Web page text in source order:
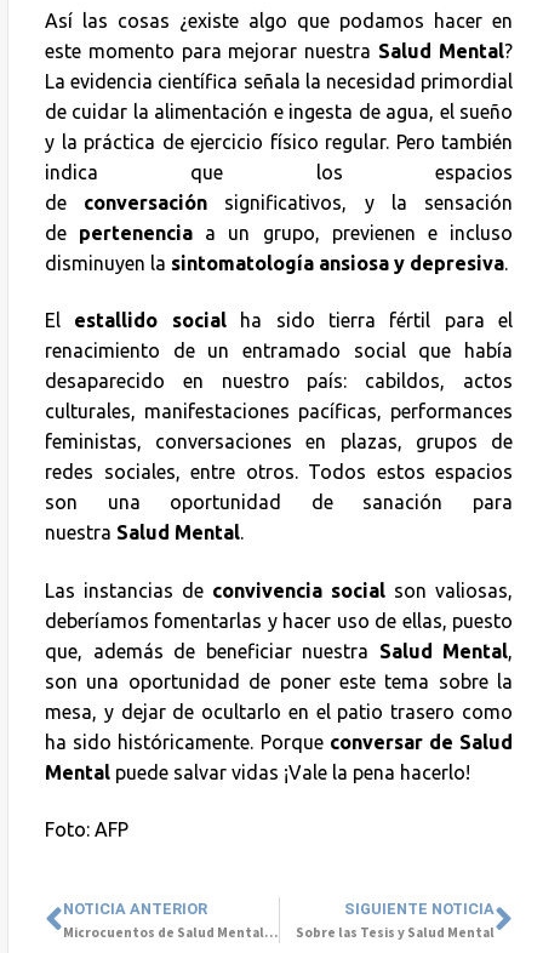
Así las cosas ¿existe algo que podamos hacer en
este momento para mejorar nuestra Salud Mental?
La evidencia científica señala la necesidad primordial
de cuidar la alimentación e ingesta de agua, el sueño
y la práctica de ejercicio físico regular. Pero también
indica que los espacios
de conversación significativos, y la sensación
de pertenencia a un grupo, previenen e incluso
disminuyen la sintomatología ansiosa y depresiva
El estallido socialha sido tierra fértil para el
renacimiento de un entramado social que había
desaparecido en nuestro país: cabildos, actos
culturales, manifestaciones pacíficas, performances
feministas, conversaciones en plazas, grupos de
redes sociales, entre otros. Todos estos espacios
son una oportunidad de sanación para
nuestra Salud Mental.
Las instancias de convivencia social son valiosas,
deberíamos fomentarlas y hacer uso de ellas, puesto
que, además de beneficiar nuestra Salud Mental,
son una oportunidad de poner este tema sobre la
mesa, y dejar de ocultarlo en el patio trasero como
ha sido históricamente. Porque conversar de Salud
Mental puede salvar vidas ¡Vale la pena hacerlo!
Foto: AFP
NOTICIA ANTERIOR
Microcuentos de Salud Mental se tomaron Paseo Bandera
SIGUIENTE NOTICIA
Sobre las Tesis y Salud Mental